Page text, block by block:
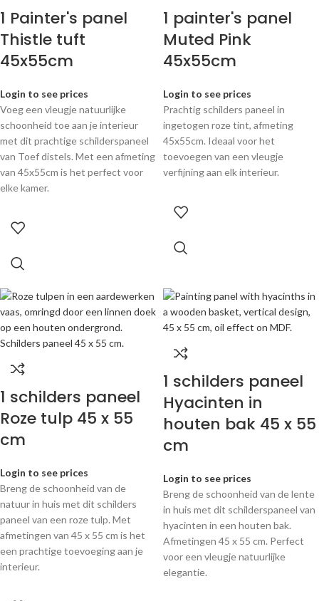
1 Painter's panel
Thistle tuft
45x55cm
Login to see prices
Voeg een vleugje natuurlijke
schoonheid toe aan je interieur
met dit prachtige schilderspaneel
van Toef distels. Met een afmeting
van 45x55cm is het perfect voor
elke kamer.
1 painter's panel
Muted Pink
45x55cm
Login to see prices
Prachtig schilders paneel in
ingetogen roze tint, afmeting
45x55cm. Ideaal voor het
toevoegen van een vleugje
verfijning aan elk interieur.
1 schilders paneel
Roze tulp 45 x 55
cm
Login to see prices
Breng de schoonheid van de
natuur in huis met dit schilders
paneel van een roze tulp. Met
afmetingen van 45 x 55 cm is het
een prachtige toevoeging aan je
interieur.
1 schilders paneel
Hyacinten in
houten bak 45 x 55
cm
Login to see prices
Breng de schoonheid van de lente
in huis met dit schilderspaneel van
hyacinten in een houten bak.
Afmetingen 45 x 55 cm. Perfect
voor een vleugje natuurlijke
elegantie.